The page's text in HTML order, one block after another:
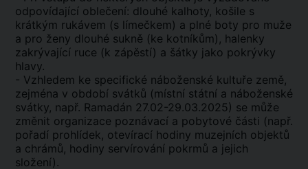
odpovídající oblečení: dlouhé kalhoty, košile s
krátkým rukávem (s límečkem) a plné boty pro muže
a pro ženy dlouhé sukně (ke kotníkům), halenky
zakrývající ruce (k zápěstí) a šátky jako pokrývky
hlavy.
- Vzhledem ke specifické náboženské kultuře země,
zejména v období svátků (místní státní a náboženské
svátky, např. Ramadán 27.02-29.03.2025) se může
změnit organizace poznávací a pobytové části (např.
pořadí prohlídek, otevírací hodiny muzejních objektů
a chrámů, hodiny servírování pokrmů a jejich
složení).